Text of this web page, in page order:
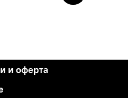
и оферта